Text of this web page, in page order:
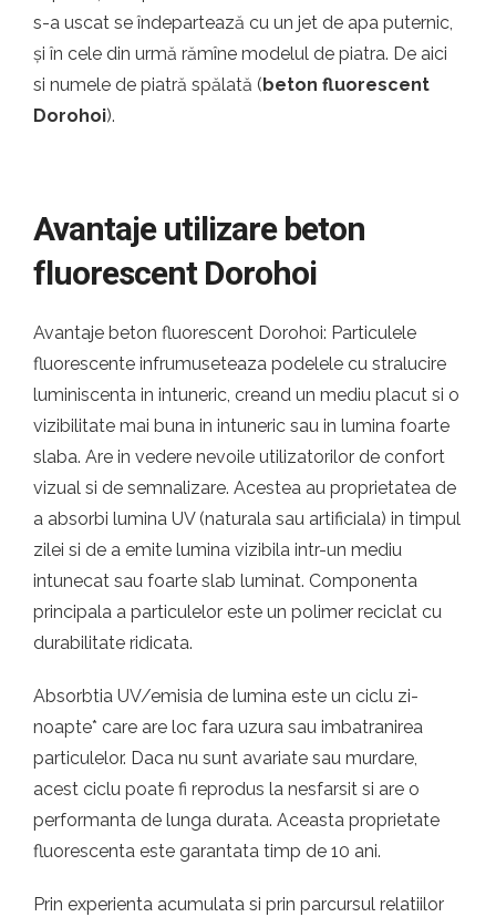
s-a uscat se îndepartează cu un jet de apa puternic,
și în cele din urmă rămîne modelul de piatra. De aici
si numele de piatră spălată (beton fluorescent
Dorohoi).
Avantaje utilizare beton
fluorescent Dorohoi
Avantaje beton fluorescent Dorohoi: Particulele
fluorescente infrumuseteaza podelele cu stralucire
luminiscenta in intuneric, creand un mediu placut si o
vizibilitate mai buna in intuneric sau in lumina foarte
slaba. Are in vedere nevoile utilizatorilor de confort
vizual si de semnalizare. Acestea au proprietatea de
a absorbi lumina UV (naturala sau artificiala) in timpul
zilei si de a emite lumina vizibila intr-un mediu
intunecat sau foarte slab luminat. Componenta
principala a particulelor este un polimer reciclat cu
durabilitate ridicata.
Absorbtia UV/emisia de lumina este un ciclu zi-
noapte* care are loc fara uzura sau imbatranirea
particulelor. Daca nu sunt avariate sau murdare,
acest ciclu poate fi reprodus la nesfarsit si are o
performanta de lunga durata. Aceasta proprietate
fluorescenta este garantata timp de 10 ani.
Prin experienta acumulata si prin parcursul relatiilor